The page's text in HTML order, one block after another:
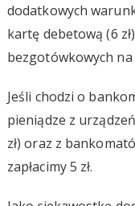
dodatkowych
kartę debetową (6
bezgotówkowych na
Jeśli chodzi o
pieniądze z
zł) oraz z
zapłacimy 5 zł.